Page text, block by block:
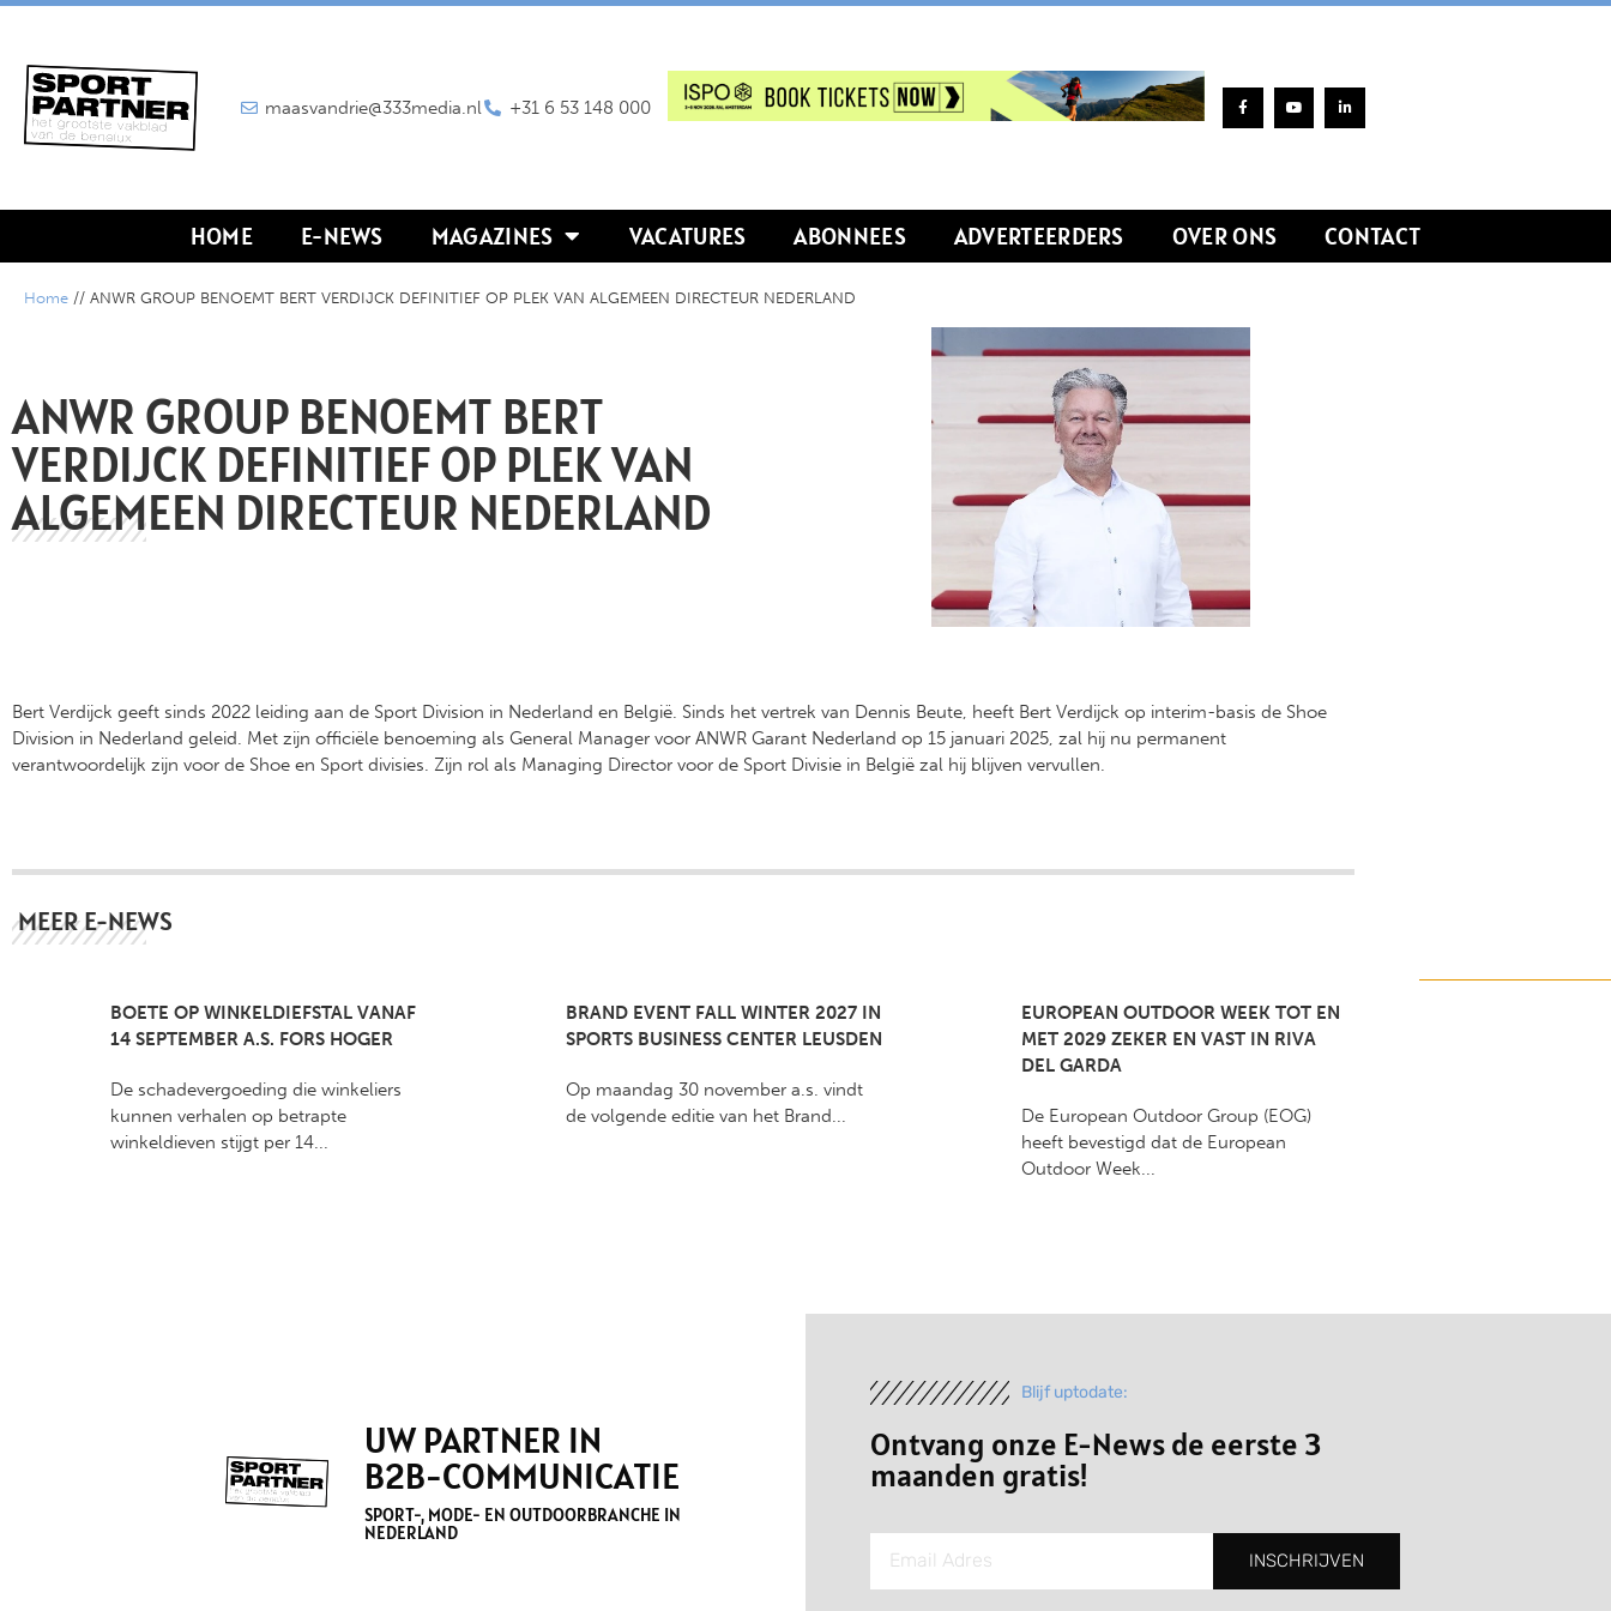
maasvandrie@333media.nl +31 6 53 148 000
HOME E-NEWS MAGAZINES VACATURES ABONNEES ADVERTEERDERS OVER ONS CONTACT
Home // ANWR GROUP BENOEMT BERT VERDIJCK DEFINITIEF OP PLEK VAN ALGEMEEN DIRECTEUR NEDERLAND
ANWR GROUP BENOEMT BERT
VERDIJCK DEFINITIEF OP PLEK VAN
ALGEMEEN DIRECTEUR NEDERLAND
Bert Verdijck geeft sinds 2022 leiding aan de Sport Division in Nederland en België. Sinds het vertrek van Dennis Beute, heeft Bert Verdijck op interim-basis de Shoe
Division in Nederland geleid. Met zijn officiële benoeming als General Manager voor ANWR Garant Nederland op 15 januari 2025, zal hij nu permanent
verantwoordelijk zijn voor de Shoe en Sport divisies. Zijn rol als Managing Director voor de Sport Divisie in België zal hij blijven vervullen.
MEER E-NEWS
BOETE OP WINKELDIEFSTAL VANAF
14 SEPTEMBER A.S. FORS HOGER
De schadevergoeding die winkeliers
kunnen verhalen op betrapte
winkeldieven stijgt per 14...
BRAND EVENT FALL WINTER 2027 IN
SPORTS BUSINESS CENTER LEUSDEN
Op maandag 30 november a.s. vindt
de volgende editie van het Brand...
EUROPEAN OUTDOOR WEEK TOT EN
MET 2029 ZEKER EN VAST IN RIVA
DEL GARDA
De European Outdoor Group (EOG)
heeft bevestigd dat de European
Outdoor Week...
UW PARTNER IN
B2B-COMMUNICATIE
SPORT-, MODE- EN OUTDOORBRANCHE IN
NEDERLAND
Blijf uptodate:
Ontvang onze E-News de eerste 3
maanden gratis!
INSCHRIJVEN